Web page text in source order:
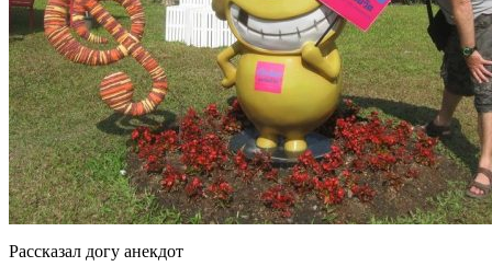
Рассказал догу анекдот